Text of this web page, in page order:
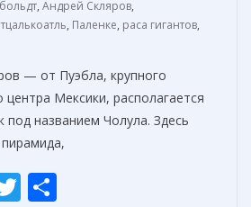
, Андрей Скляров,
, Паленке, раса гигантов,
— от Пуэбла, крупного
центра Мексики, располагается
названием Чолула. Здесь
T